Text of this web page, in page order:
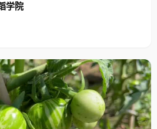
学院